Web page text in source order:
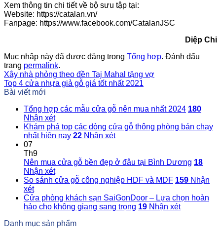
Xem thông tin chi tiết về bộ sưu tập tại:
Website: https://catalan.vn/
Fanpage: https://www.facebook.com/CatalanJSC
Diệp Chi
Mục nhập này đã được đăng trong Tổng hợp. Đánh dấu
trang permalink.
Xây nhà phỏng theo đền Taj Mahal tặng vợ
Top 4 cửa nhựa giả gỗ giá tốt nhất 2021
Bài viết mới
Tổng hợp các mẫu cửa gỗ nên mua nhất 2024 180
Nhận xét
Khám phá top các dòng cửa gỗ thông phòng bán chạy
nhất hiện nay 22 Nhận xét
07
Th9
Nên mua cửa gỗ bền đẹp ở đâu tại Bình Dương 18
Nhận xét
So sánh cửa gỗ công nghiệp HDF và MDF 159 Nhận
xét
Cửa phòng khách sạn SaiGonDoor – Lựa chọn hoàn
hảo cho không giang sang trọng 19 Nhận xét
Danh mục sản phẩm